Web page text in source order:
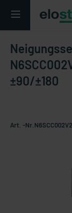
±90/±180
Art. -Nr.